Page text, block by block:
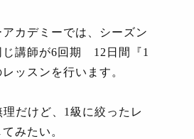
カデミーでは、シーズン
じ講師が6回期 12 日間『1
ッスンを行います。
だけど、 1級に絞ったレ
みたい。